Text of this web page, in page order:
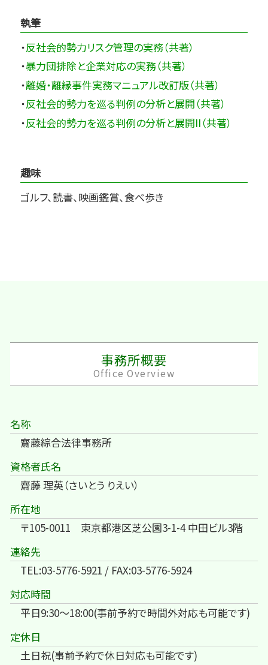
執筆
・反社会的勢力リスク管理の実務（共著）
・暴力団排除と企業対応の実務（共著）
・離婚・離縁事件実務マニュアル改訂版（共著）
・反社会的勢力を巡る判例の分析と展開（共著）
・反社会的勢力を巡る判例の分析と展開II（共著）
趣味
ゴルフ、読書、映画鑑賞、食べ歩き
事務所概要
Office Overview
名称
齋藤綜合法律事務所
資格者氏名
齋藤 理英（さいとう りえい）
所在地
〒105-0011 東京都港区芝公園3-1-4 中田ビル3階
連絡先
TEL:03-5776-5921 / FAX:03-5776-5924
対応時間
平日9:30～18:00(事前予約で時間外対応も可能です)
定休日
土日祝(事前予約で休日対応も可能です)